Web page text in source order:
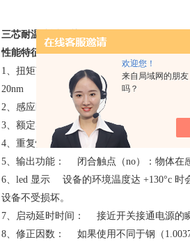
欢迎您！
来自局域网的朋
吗？
三芯耐温接近开关KJT-SSR30M-REW200AG
性能特征：
1、扭矩范围 为了避免安装时损坏接近
20nm m18 = 55nm m30 = 200nm
2、感应区/感应面 感应区是在感应面前面
3、额定感应范围（sn）： 在金属部件靠
4、重复性： 在条件下两个测量的重复 度
5、输出功能： 闭合触点（no）：物体
6、led 显示 设备的环境温度达 +130°c 时
设备不受损坏。
7、启动延时时间： 接近开关接通电源的
8、修正因数： 如果使用不同于钢（